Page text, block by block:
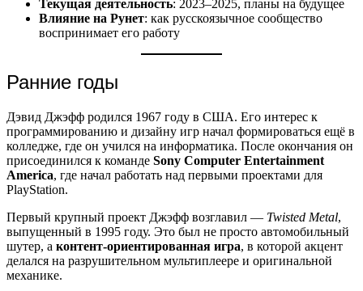
Текущая деятельность: 2023–2025, планы на будущее
Влияние на Рунет: как русскоязычное сообщество
воспринимает его работу
Ранние годы
Дэвид Джэфф родился 1967 году в США. Его интерес к
программированию и дизайну игр начал формироваться ещё в
колледже, где он учился на информатика. После окончания он
присоединился к команде Sony Computer Entertainment
America, где начал работать над первыми проектами для
PlayStation.
Первый крупный проект Джэфф возглавил — Twisted Metal,
выпущенный в 1995 году. Это был не просто автомобильный
шутер, а контент-ориентированная игра, в которой акцент
делался на разрушительном мультиплеере и оригинальной
механике.